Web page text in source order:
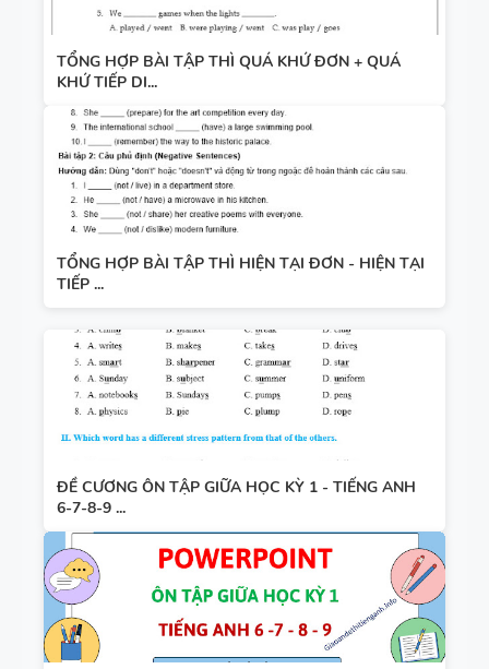
TỔNG HỢP BÀI TẬP THÌ QUÁ KHỨ ĐƠN + QUÁ
KHỨ TIẾP DI...
TỔNG HỢP BÀI TẬP THÌ HIỆN TẠI ĐƠN - HIỆN TẠI
TIẾP ...
ĐỀ CƯƠNG ÔN TẬP GIỮA HỌC KỲ 1 - TIẾNG ANH
6-7-8-9 ...